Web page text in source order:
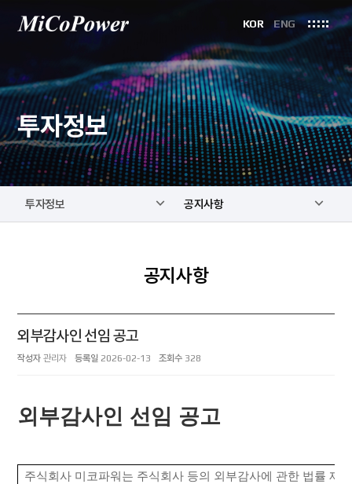
KOR ENG
투자정보
투자정보 공지사항
공지사항
외부감사인 선임 공고
작성자 관리자 등록일 2026-02-13 조회수 328
외부감사인 선임 공고
주식회사 미코파워는 주식회사 등의 외부감사에 관한 법률 제